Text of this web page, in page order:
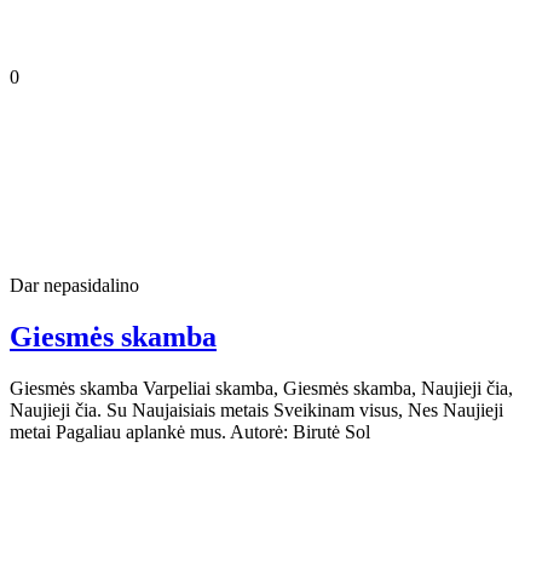
0
Dar nepasidalino
Giesmės skamba
Giesmės skamba Varpeliai skamba, Giesmės skamba, Naujieji čia,
Naujieji čia. Su Naujaisiais metais Sveikinam visus, Nes Naujieji
metai Pagaliau aplankė mus. Autorė: Birutė Sol